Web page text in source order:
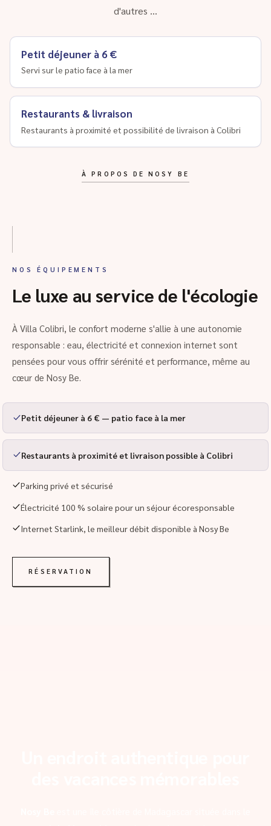
d'autres …
Petit déjeuner à 6 €
Servi sur le patio face à la mer
Restaurants & livraison
Restaurants à proximité et possibilité de livraison à Colibri
À PROPOS DE NOSY BE
NOS ÉQUIPEMENTS
Le luxe au service de l'écologie
À Villa Colibri, le confort moderne s'allie à une autonomie
responsable : eau, électricité et connexion internet sont
pensées pour vous offrir sérénité et performance, même au
cœur de Nosy Be.
Petit déjeuner à 6 € — patio face à la mer
Restaurants à proximité et livraison possible à Colibri
Parking privé et sécurisé
Électricité 100 % solaire pour un séjour écoresponsable
Internet Starlink, le meilleur débit disponible à Nosy Be
RÉSERVATION